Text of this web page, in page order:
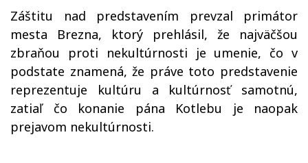
Záštitu nad predstavením prevzal primátor
mesta Brezna, ktorý prehlásil, že najväčšou
zbraňou proti nekultúrnosti je umenie, čo v
podstate znamená, že práve toto predstavenie
reprezentuje kultúru a kultúrnosť samotnú,
zatiaľ čo konanie pána Kotlebu je naopak
prejavom nekultúrnosti.